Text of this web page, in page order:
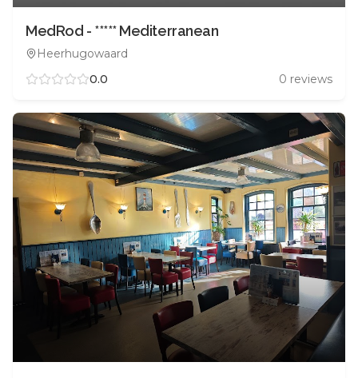
MedRod - ***** Mediterranean
Heerhugowaard
0.0
0 reviews